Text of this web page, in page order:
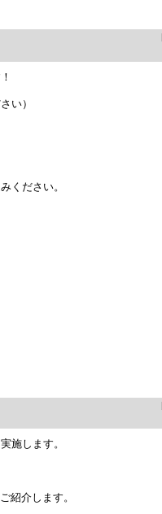
い）
ください。
施します。
紹介します。